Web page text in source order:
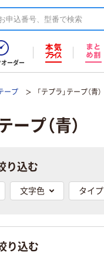
ーダー
ープ 「テプラ」テープ（青）
ープ（青）
り込む
文字色 タイプ
り込む